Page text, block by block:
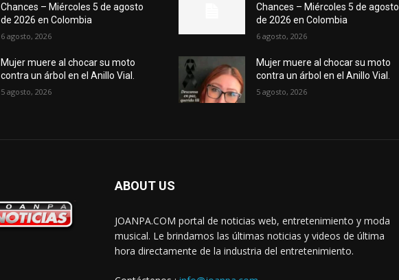
Chances – Miércoles 5 de agosto
de 2026 en Colombia
6 agosto, 2026
Mujer muere al chocar su moto
contra un árbol en el Anillo Vial.
5 agosto, 2026
Chances – Miércoles 5 de agosto
de 2026 en Colombia
6 agosto, 2026
Mujer muere al chocar su moto
contra un árbol en el Anillo Vial.
5 agosto, 2026
ABOUT US
JOANPA.COM portal de noticias web, entretenimiento y moda
musical. Le brindamos las últimas noticias y videos de última
hora directamente de la industria del entretenimiento.